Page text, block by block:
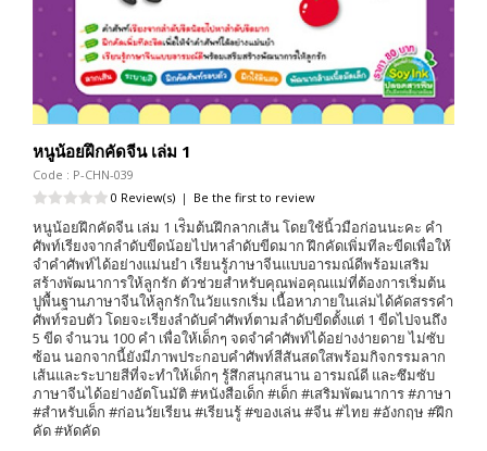
หนูน้อยฝึกคัดจีน เล่ม 1
Code : P-CHN-039
0 Review(s) | Be the first to review
หนูน้อยฝึกคัดจีน เล่ม 1 เร่ิมต้นฝึกลากเส้น โดยใช้นิ้วมือก่อนนะคะ คำ
ศัพท์เรียงจากลำดับขีดน้อยไปหาลำดับขีดมาก ฝึกคัดเพิ่มทีละขีดเพื่อให้
จำคำศัพท์ได้อย่างแม่นยำ เรียนรู้ภาษาจีนแบบอารมณ์ดีพร้อมเสริม
สร้างพัฒนาการให้ลูกรัก ตัวช่วยสำหรับคุณพ่อคุณแม่ที่ต้องการเริ่มต้น
ปูพื้นฐานภาษาจีนให้ลูกรักในวัยแรกเริ่ม เนื้อหาภายในเล่มได้คัดสรรคำ
ศัพท์รอบตัว โดยจะเรียงลำดับคำศัพท์ตามลำดับขีดตั้งแต่ 1 ขีดไปจนถึง
5 ขีด จำนวน 100 คำ เพื่อให้เด็กๆ จดจำคำศัพท์ได้อย่างง่ายดาย ไม่ซับ
ซ้อน นอกจากนี้ยังมีภาพประกอบคำศัพท์สีสันสดใสพร้อมกิจกรรมลาก
เส้นและระบายสีที่จะทำให้เด็กๆ รู้สึกสนุกสนาน อารมณ์ดี และซึมซับ
ภาษาจีนได้อย่างอัตโนมัติ #หนังสือเด็ก #เด็ก #เสริมพัฒนาการ #ภาษา
#สำหรับเด็ก #ก่อนวัยเรียน #เรียนรู้ #ของเล่น #จีน #ไทย #อังกฤษ #ฝึก
คัด #หัดคัด